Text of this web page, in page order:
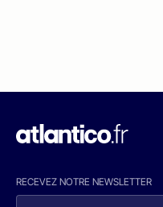
RECEVEZ NOTRE NEWSLETTER